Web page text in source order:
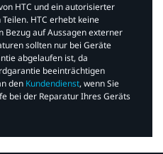
HTC und ein autorisierter
HTC erhebt keine
Bezug auf Aussagen externer
sollten nur bei Geräte
abgelaufen ist, da
beeinträchtigen
den Kundendienst, wenn Sie
bei der Reparatur Ihres Geräts